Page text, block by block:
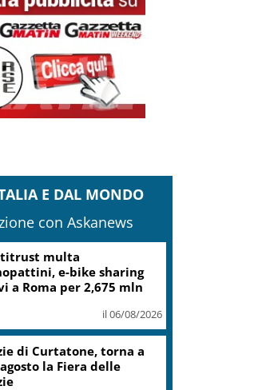
E DAL MONDO
con Askanews
multa
e-bike sharing
a Roma per 2,675 mln
il 06/08/2026
di Curtatone, torna a
la Fiera delle